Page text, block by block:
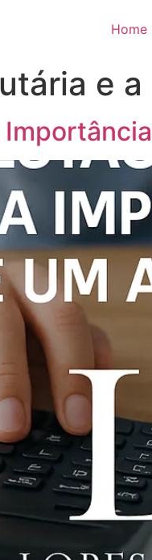
Home
e